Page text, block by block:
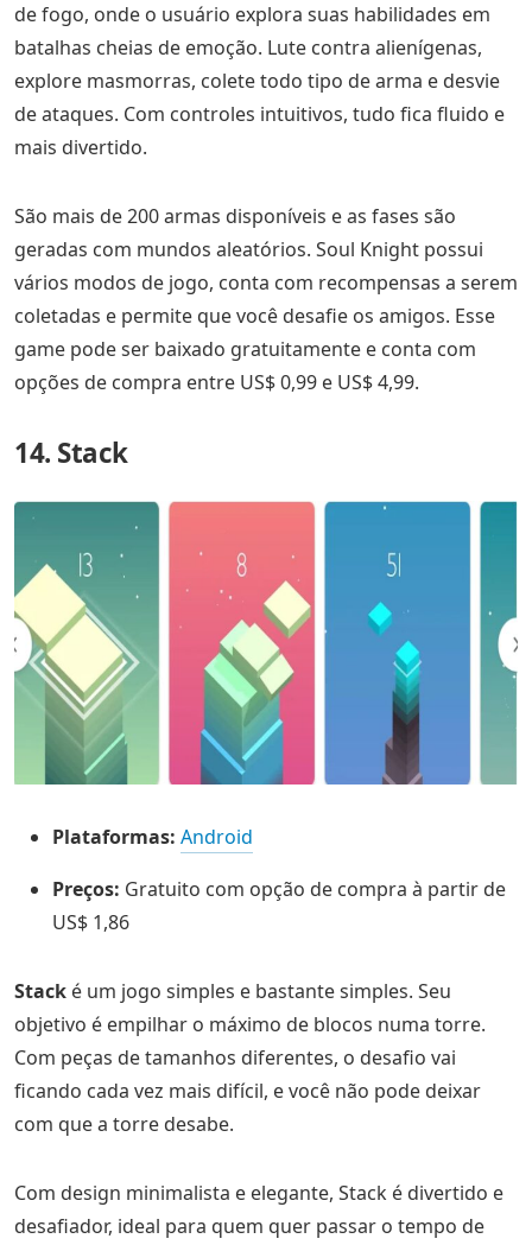
de fogo, onde o usuário explora suas habilidades em
batalhas cheias de emoção. Lute contra alienígenas,
explore masmorras, colete todo tipo de arma e desvie
de ataques. Com controles intuitivos, tudo fica fluido e
mais divertido.
São mais de 200 armas disponíveis e as fases são
geradas com mundos aleatórios. Soul Knight possui
vários modos de jogo, conta com recompensas a serem
coletadas e permite que você desafie os amigos. Esse
game pode ser baixado gratuitamente e conta com
opções de compra entre US$ 0,99 e US$ 4,99.
14. Stack
Plataformas: Android
Preços: Gratuito com opção de compra à partir de
US$ 1,86
Stack é um jogo simples e bastante simples. Seu
objetivo é empilhar o máximo de blocos numa torre.
Com peças de tamanhos diferentes, o desafio vai
ficando cada vez mais difícil, e você não pode deixar
com que a torre desabe.
Com design minimalista e elegante, Stack é divertido e
desafiador, ideal para quem quer passar o tempo de